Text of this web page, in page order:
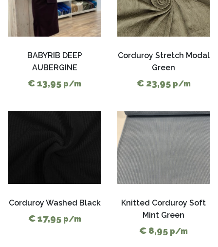
BABYRIB DEEP
AUBERGINE
€ 13,95 p/m
Corduroy Stretch Modal
Green
€ 23,95 p/m
Corduroy Washed Black
€ 17,95 p/m
Knitted Corduroy Soft
Mint Green
€ 8,95 p/m